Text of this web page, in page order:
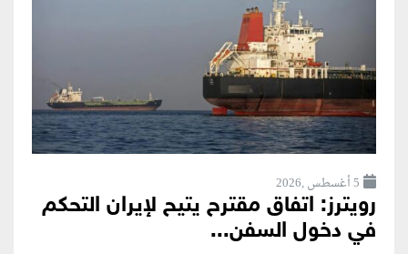
5 أغسطس ,2026
رويترز: اتفاق مقترح يتيح لإيران التحكم
في دخول السفن...